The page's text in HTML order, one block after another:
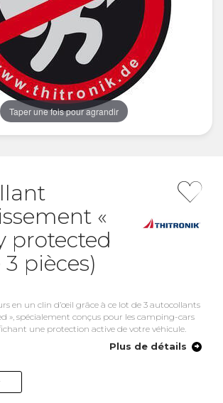
Taper une fois pour agrandir
«
protected
pièces)
en un clin d’œil grâce à ce lot de 3 autocollants
», spécialement conçus pour les camping-cars
une protection active de votre véhicule.
Plus de détails